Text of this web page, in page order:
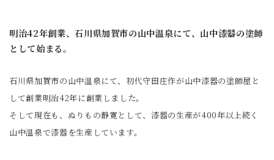
明治42年創業、石川県加賀市の山中温泉にて、山中漆器の塗師
として始まる。
石川県加賀市の山中温泉にて、初代守田庄作が山中漆器の塗師屋と
して創業明治42年に創業しました。
そして現在も、ぬりもの静寛として、漆器の生産が400年以上続く
山中温泉で漆器を生産しています。